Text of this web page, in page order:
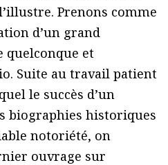
Prenons comme
d’un grand
quelconque et
Suite au travail patient
le succès d’un
biographies historiques
notoriété, on
ouvrage sur